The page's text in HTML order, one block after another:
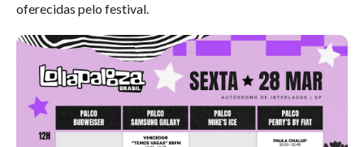
oferecidas pelo festival.